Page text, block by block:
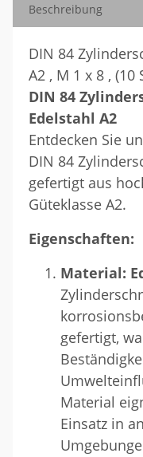
Beschreibung
DIN 84
A2 , M 1 x 8 , (10
DIN 84
Edelstahl A2
Entdecken Sie
DIN 84
gefertigt aus
Güteklasse A2.
Eigenschaften:
Material:
gefertigt,
Material
Einsatz in